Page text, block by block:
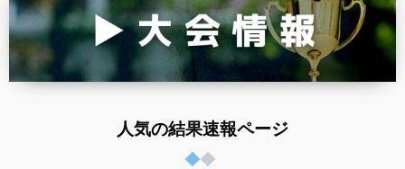
人気の結果速報ページ